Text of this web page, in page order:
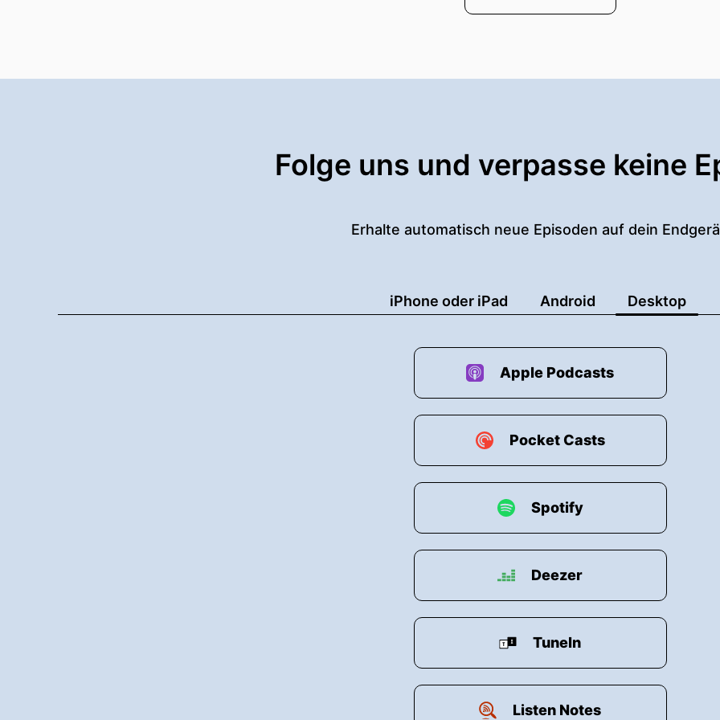
Folge uns und verpasse keine
Erhalte automatisch neue Episoden auf dein
iPhone oder iPad Android Desktop
Apple Podcasts
Pocket Casts
Spotify
Deezer
TuneIn
Listen Notes